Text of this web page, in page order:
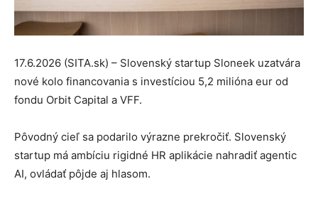
17.6.2026 (SITA.sk) – Slovenský startup Sloneek uzatvára
nové kolo financovania s investíciou 5,2 milióna eur od
fondu Orbit Capital a VFF.
Pôvodný cieľ sa podarilo výrazne prekročiť. Slovenský
startup má ambíciu rigidné HR aplikácie nahradiť agentic
AI, ovládať pôjde aj hlasom.